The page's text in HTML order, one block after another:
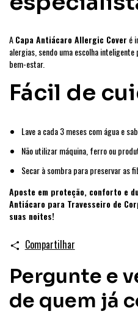
ACapa Antiácaro Allergic Cover é
alergias, sendo uma escolha
bem-estar.
Fácil de
Lave a cada 3 meses com água e
Não utilizar máquina, ferro ou
Secar à sombra para preservar as
Aposte em proteção, conforto e
Antiácaro para Travesseiro de
suas noites!
Compartilhar
Pergunte e
de quem já